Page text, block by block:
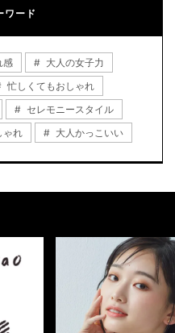
ワード
感
大人の女子力
忙しくてもおしゃれ
セレモニースタイル
ゃれ 大人かっこいい